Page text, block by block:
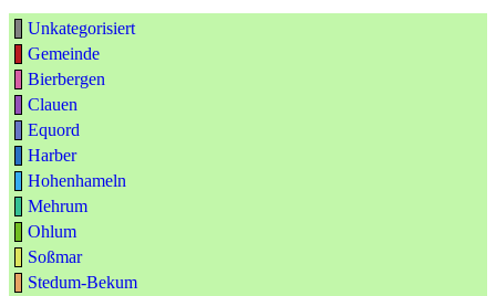
Unkategorisiert
Gemeinde
Bierbergen
Clauen
Equord
Harber
Hohenhameln
Mehrum
Ohlum
Soßmar
Stedum-Bekum